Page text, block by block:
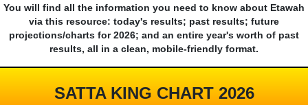
You will find all the information you need to know about Etawah
via this resource: today's results; past results; future
projections/charts for 2026; and an entire year's worth of past
results, all in a clean, mobile-friendly format.
SATTA KING CHART 2026